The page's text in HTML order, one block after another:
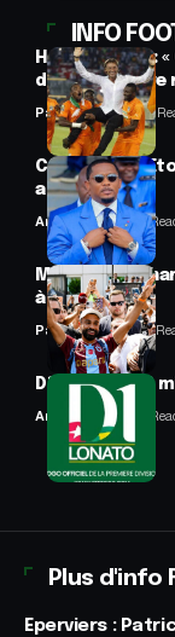
INFO
Hervé Renard :
difficile de dire
Panafrofoot2 Min
CAF : Samuel
annulées
Anselme AVI2 Min
Mercato :
à Trabzon
Panafrofoot1 Min
D1 Lonato : 70
Anselme AVI 2 Min
Plus d'info
Eperviers :